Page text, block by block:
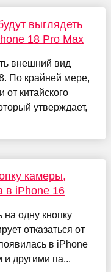
выглядеть
18 Pro Max
внешний вид
По крайней мере,
китайского
утверждает,
камеры,
в iPhone 16
одну кнопку
отказаться от
в iPhone
и другими па...